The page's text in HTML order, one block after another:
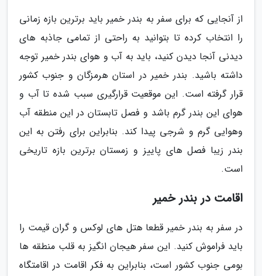
از آنجایی که برای سفر به بندر خمیر باید برترین بازه زمانی
را انتخاب کرده تا بتوانید به راحتی از تمامی جاذبه های
دیدنی آنجا دیدن کنید، باید به آب و هوای بندر خمیر توجه
داشته باشید. بندر خمیر در استان هرمزگان و جنوب کشور
قرار گرفته است. این موقعیت قرارگیری سبب شده تا آب و
هوای این بندر گرم باشد و فصل تابستان در این منطقه آب
وهوایی گرم و شرجی پیدا کند. بنابراین برای رفتن به این
بندر زیبا فصل های پاییز و زمستان برترین بازه تاریخی
است.
اقامت در بندر خمیر
در سفر به بندر خمیر قطعا هتل های لوکس و گران قیمت را
باید فراموش کنید. این سفر هیجان انگیز به قلب منطقه ها
بومی جنوب کشور است، بنابراین به فکر اقامت در اقامتگاه